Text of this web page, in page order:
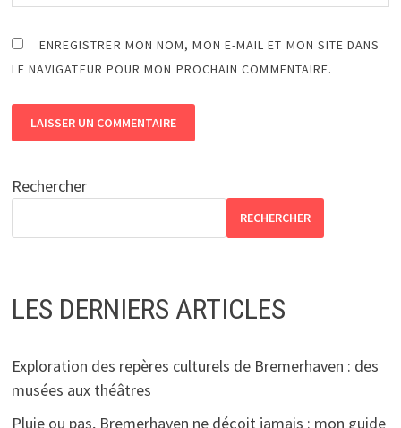
ENREGISTRER MON NOM, MON E-MAIL ET MON SITE DANS
LE NAVIGATEUR POUR MON PROCHAIN COMMENTAIRE.
Rechercher
RECHERCHER
LES DERNIERS ARTICLES
Exploration des repères culturels de Bremerhaven : des
musées aux théâtres
Pluie ou pas, Bremerhaven ne déçoit jamais : mon guide